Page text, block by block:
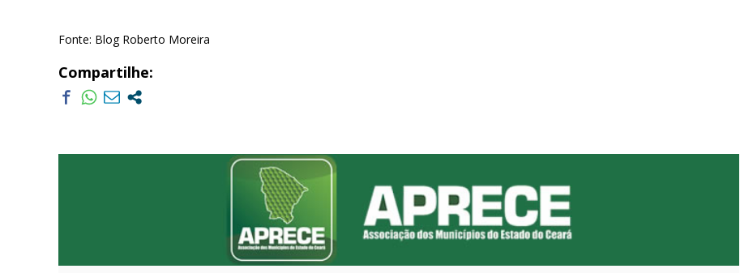
Fonte: Blog Roberto Moreira
Compartilhe: